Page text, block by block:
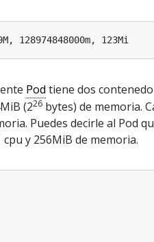
Pod tiene dos
(226 bytes) de memoria.
Puedes decirle al Pod
y 256MiB de memoria.